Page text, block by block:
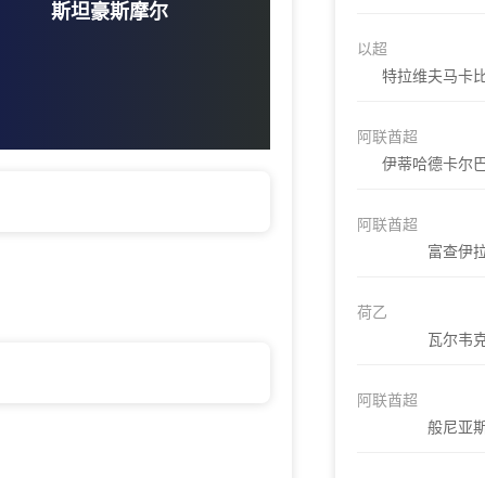
斯坦豪斯摩尔
以超
特拉维夫马卡
阿联酋超
伊蒂哈德卡尔
阿联酋超
富查伊
荷乙
瓦尔韦
阿联酋超
般尼亚